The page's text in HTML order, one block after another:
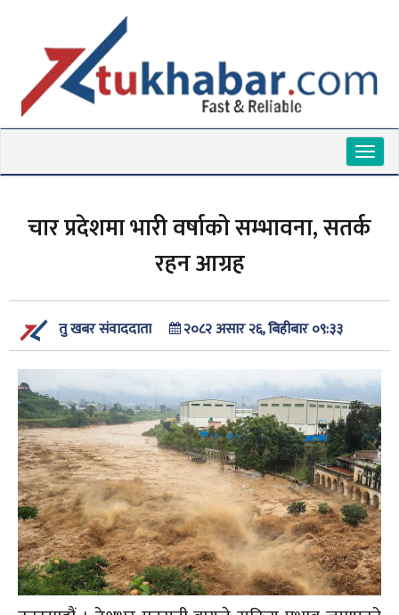
चार प्रदेशमा भारी वर्षाको सम्भावना, सतर्क
रहन आग्रह
तु खबर संवाददाता २०८२ असार २६, बिहीबार ०९:३३